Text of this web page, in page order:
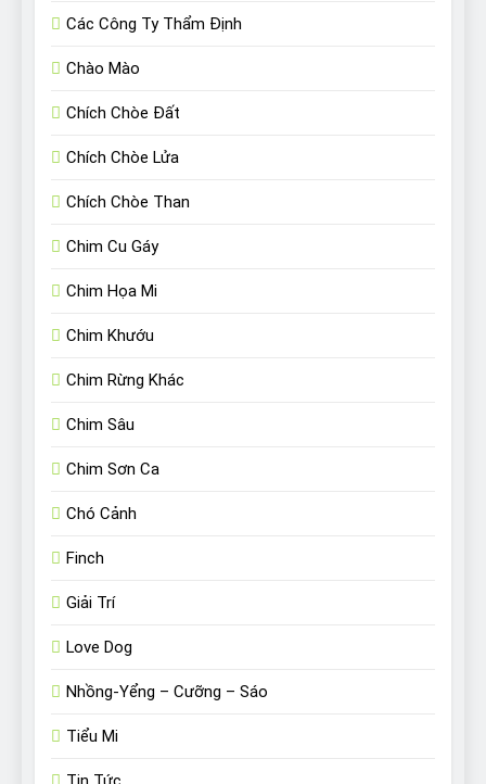
Các Công Ty Thẩm Định
Chào Mào
Chích Chòe Đất
Chích Chòe Lửa
Chích Chòe Than
Chim Cu Gáy
Chim Họa Mi
Chim Khướu
Chim Rừng Khác
Chim Sâu
Chim Sơn Ca
Chó Cảnh
Finch
Giải Trí
Love Dog
Nhồng-Yểng – Cưỡng – Sáo
Tiểu Mi